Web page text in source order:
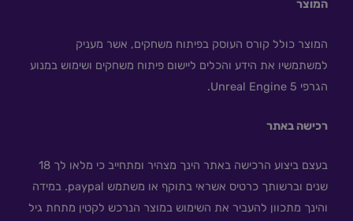
המוצר
המוצר כולל קורס העוסק בפיתוח משחקים, אשר מעניק
למשתמשיו את הידע והכלים ליישום פיתוח משחקים ושימוש במנוע
הגרפי Unreal Engine 5.
רכישה באתר
בעצם ביצוע הרכישה באתר הינך מצהיר ומתחייב כי מלאו לך 18
שנים וברשותך כרטיס אשראי בתוקף או משתמש paypal. במידה
והינך מתכוון להעביר את השימוש במוצר הנרכש לקטין מתחת גיל